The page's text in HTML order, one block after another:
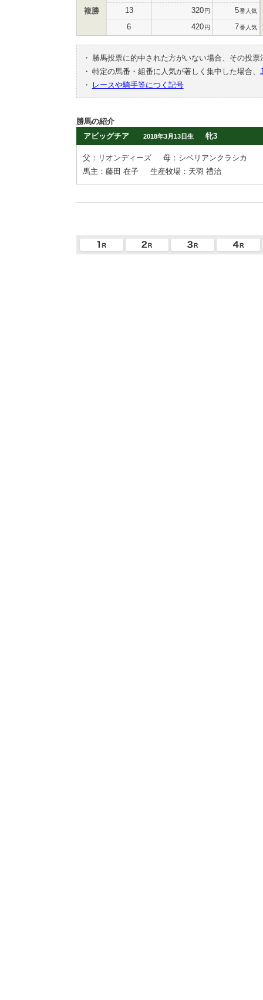
複勝 13 320円 5番人気
6 420円 7番人気
・
勝馬投票に的中された方がいない場合、その投
・ 特定の馬番・組番に人気が著しく集中した場合、
・
レースや騎手等につく記号
勝馬の紹介
アビッグチア
2018年3月13日生 牝3
父：リオンディーズ
母：シベリアンクラシカ
馬主：藤田 在子
生産牧場：天羽 禮治